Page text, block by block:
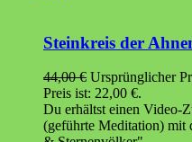
Steinkreis der
44,00€ Ursprünglicher
Preis ist: 22,00 €.
Du erhältst einen Video-
(geführte Meditation) mit